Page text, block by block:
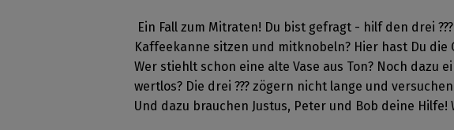
Ein Fall zum Mitraten! Du bist gefragt - hilf den drei
Kaffeekanne sitzen und mitknobeln? Hier hast Du
Wer stiehlt schon eine alte Vase aus Ton? Noch
wertlos? Die drei ??? zögern nicht lange und
Und dazu brauchen Justus, Peter und Bob deine